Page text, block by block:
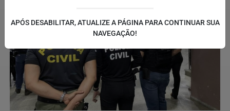
APÓS DESABILITAR, ATUALIZE A PÁGINA PARA CONTINUAR SUA
NAVEGAÇÃO!